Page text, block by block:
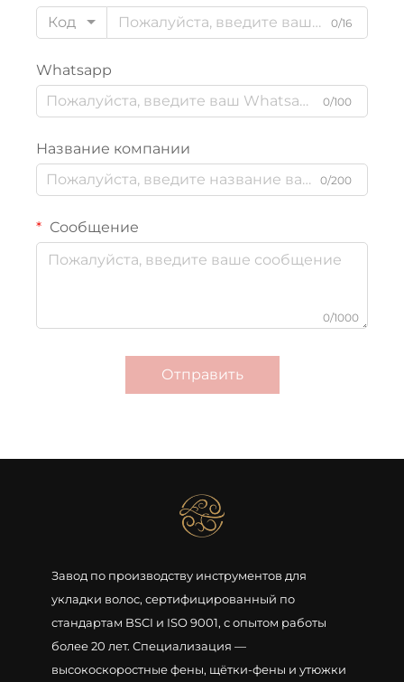
Код
0/16
Whatsapp
0/100
Название компании
0/200
Сообщение
0/1000
Отправить
Завод по производству инструментов для
укладки волос, сертифицированный по
стандартам BSCI и ISO 9001, с опытом работы
более 20 лет. Специализация —
высокоскоростные фены, щётки-фены и утюжки